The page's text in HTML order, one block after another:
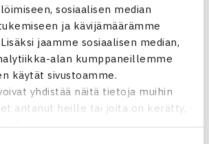
sosiaalisen median
ja kävijämäärämme
jaamme sosiaalisen median,
alan kumppaneillemme
käytät sivustoamme.
yhdistää näitä tietoja muihin
antanut heille tai joita on kerätty,
heidän palvelujaan.